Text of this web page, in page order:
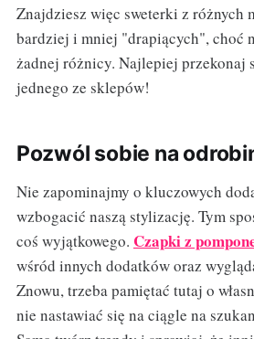
Znajdziesz więc sweterki z różnych
bardziej i mniej "drapiących", choć
żadnej różnicy. Najlepiej przekonaj
jednego ze sklepów!
Pozwól sobie na
Nie zapominajmy o kluczowych
wzbogacić naszą stylizację. Tym
coś wyjątkowego. Czapki z
wśród innych dodatków oraz
Znowu, trzeba pamiętać tutaj o
nie nastawiać się na ciągle na